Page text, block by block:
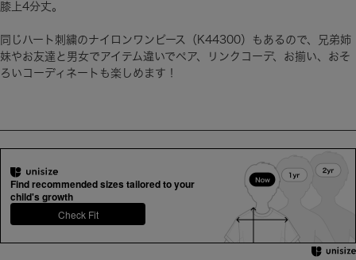
膝上4分丈。
同じハート刺繍のナイロンワンピース（K44300）もあるので、兄弟姉
妹やお友達と男女でアイテム違いでペア、リンクコーデ、お揃い、おそ
ろいコーディネートも楽しめます！
Find recommended sizes tailored to your
child's growth
Check Fit